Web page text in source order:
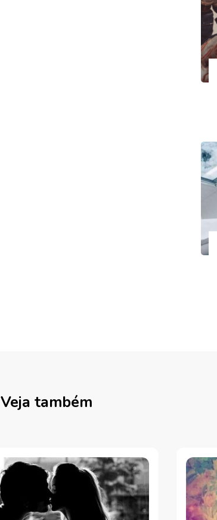
Veja também